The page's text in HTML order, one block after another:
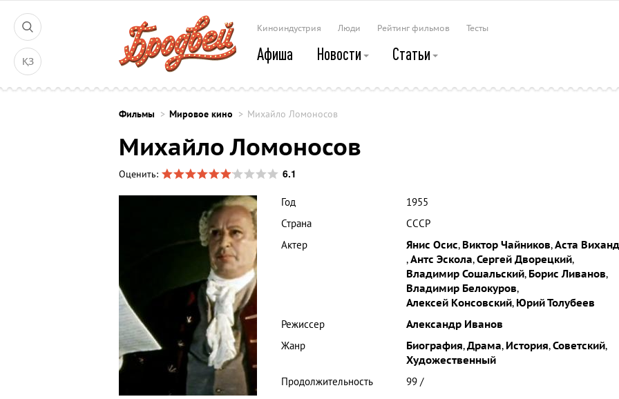
ҚЗ
Киноиндустрия Люди Рейтинг фильмов Тесты
Афиша Новости Статьи
Фильмы Мировое кино Михайло Ломоносов
Михайло Ломоносов
Оценить: 6.1
Год
1955
Страна
СССР
Актер
Янис Осис, Виктор Чайников,Аста
,Антс Эскола,Сергей Дворецкий,
Владимир Сошальский, Борис Ливанов,
Владимир Белокуров,
Алексей Консовский, Юрий Толубеев
Режиссер
Александр Иванов
Жанр
Биография,Драма, История,Советский,
Художественный
Продолжительность
99 /